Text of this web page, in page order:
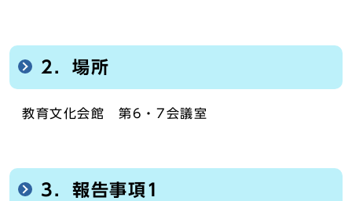
2．場所
教育文化会館 第6・7会議室
3．報告事項1